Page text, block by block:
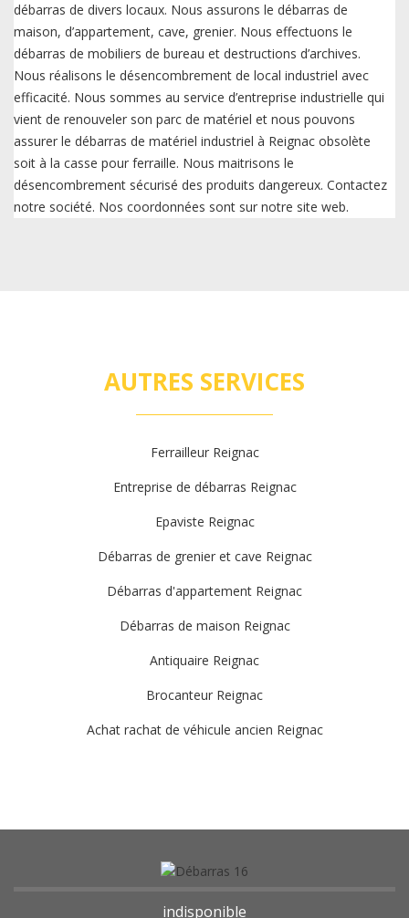
débarras de divers locaux. Nous assurons le débarras de
maison, d’appartement, cave, grenier. Nous effectuons le
débarras de mobiliers de bureau et destructions d’archives.
Nous réalisons le désencombrement de local industriel avec
efficacité. Nous sommes au service d’entreprise industrielle qui
vient de renouveler son parc de matériel et nous pouvons
assurer le débarras de matériel industriel à Reignac obsolète
soit à la casse pour ferraille. Nous maitrisons le
désencombrement sécurisé des produits dangereux. Contactez
notre société. Nos coordonnées sont sur notre site web.
AUTRES SERVICES
Ferrailleur Reignac
Entreprise de débarras Reignac
Epaviste Reignac
Débarras de grenier et cave Reignac
Débarras d'appartement Reignac
Débarras de maison Reignac
Antiquaire Reignac
Brocanteur Reignac
Achat rachat de véhicule ancien Reignac
indisponible